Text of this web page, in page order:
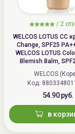
/ 2
WELCOS LOTUS СС
Change, SPF25
WELCOS LOTUS
Blemish Balm,
WELCOS
Код:
54.90 руб.
в